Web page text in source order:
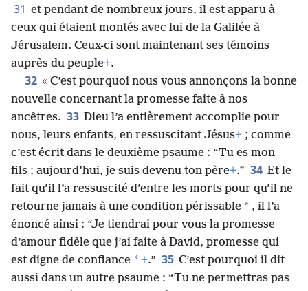
31 et pendant de nombreux jours, il est apparu à
ceux qui étaient montés avec lui de la Galilée à
Jérusalem. Ceux-ci sont maintenant ses témoins
auprès du peuple+.
32 « C’est pourquoi nous vous annonçons la bonne
nouvelle concernant la promesse faite à nos
ancêtres. 33 Dieu l’a entièrement accomplie pour
nous, leurs enfants, en ressuscitant Jésus+ ; comme
c’est écrit dans le deuxième psaume : “Tu es mon
fils ; aujourd’hui, je suis devenu ton père+.” 34 Et le
fait qu’il l’a ressuscité d’entre les morts pour qu’il ne
retourne jamais à une condition périssable * , il l’a
énoncé ainsi : “Je tiendrai pour vous la promesse
d’amour fidèle que j’ai faite à David, promesse qui
est digne de confiance * +.” 35 C’est pourquoi il dit
aussi dans un autre psaume : “Tu ne permettras pas